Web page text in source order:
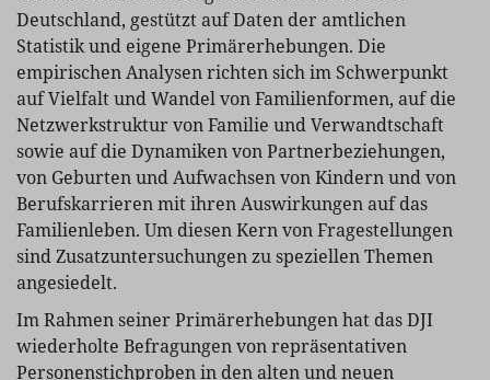
Deutschland, gestützt auf Daten der amtlichen
Statistik und eigene Primärerhebungen. Die
empirischen Analysen richten sich im Schwerpunkt
auf Vielfalt und Wandel von Familienformen, auf die
Netzwerkstruktur von Familie und Verwandtschaft
sowie auf die Dynamiken von Partnerbeziehungen,
von Geburten und Aufwachsen von Kindern und von
Berufskarrieren mit ihren Auswirkungen auf das
Familienleben. Um diesen Kern von Fragestellungen
sind Zusatzuntersuchungen zu speziellen Themen
angesiedelt.
Im Rahmen seiner Primärerhebungen hat das DJI
wiederholte Befragungen von repräsentativen
Personenstichproben in den alten und neuen